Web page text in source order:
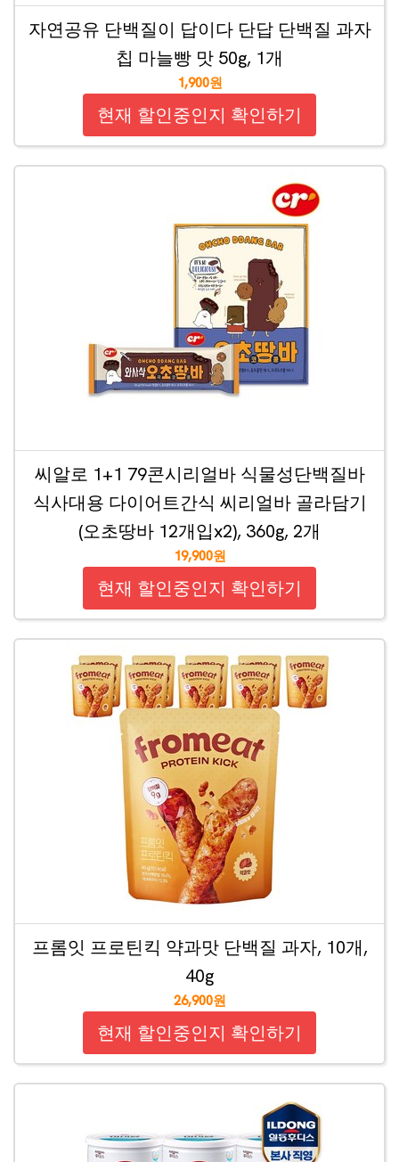
자연공유 단백질이 답이다 단답 단백질 과자
칩 마늘빵 맛 50g, 1개
1,900원
현재 할인중인지 확인하기
씨알로 1+1 79콘시리얼바 식물성단백질바
식사대용 다이어트간식 씨리얼바 골라담기
(오초땅바 12개입x2), 360g, 2개
19,900원
현재 할인중인지 확인하기
프롬잇 프로틴킥 약과맛 단백질 과자, 10개,
40g
26,900원
현재 할인중인지 확인하기